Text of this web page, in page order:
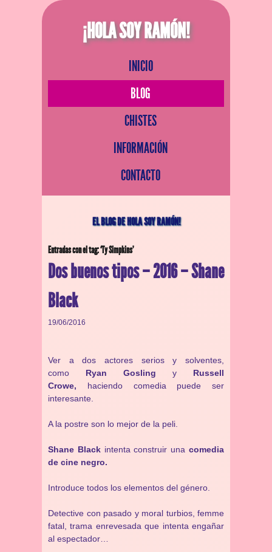
¡HOLA SOY RAMÓN!
INICIO
BLOG
CHISTES
INFORMACIÓN
CONTACTO
EL BLOG DE HOLA SOY RAMÓN!
Entradas con el tag: ‘Ty Simpkins’
Dos buenos tipos – 2016 – Shane
Black
19/06/2016
Ver a dos actores serios y solventes,
como Ryan Gosling y Russell
Crowe, haciendo comedia puede ser
interesante.
A la postre son lo mejor de la peli.
Shane Blackintenta construir unacomedia
de cine negro.
Introduce todos los elementos del género.
Detective con pasado y moral turbios, femme
fatal, trama enrevesada que intenta engañar
al espectador…